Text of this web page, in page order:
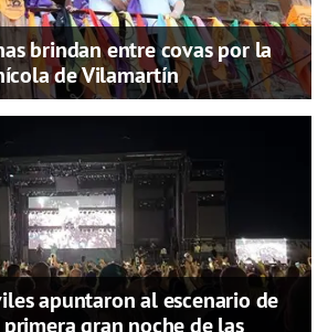
brindan entre covas por la
de Vilamartín
apuntaron al escenario de
gran noche de las